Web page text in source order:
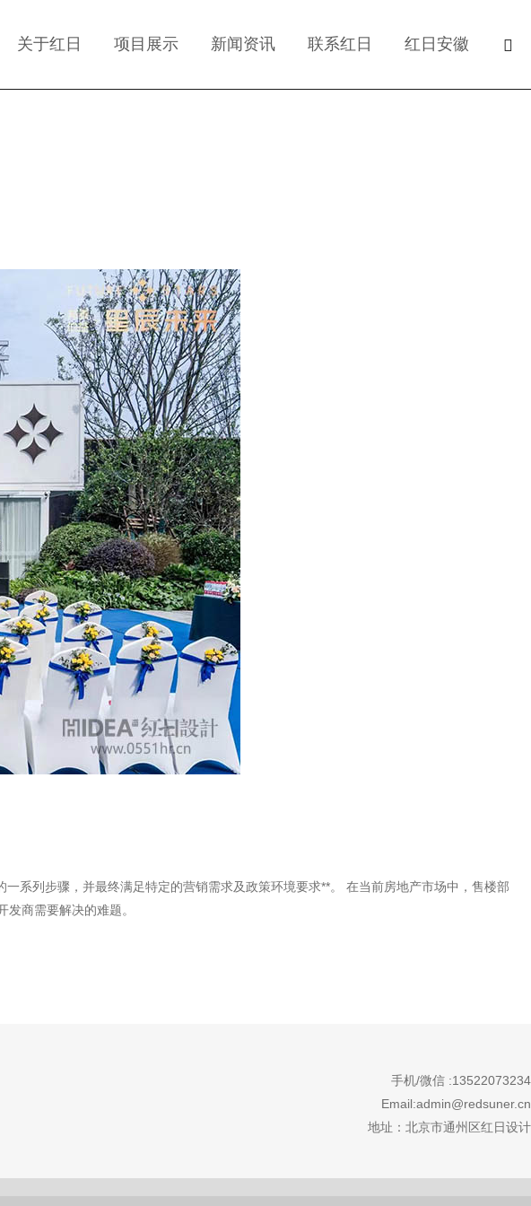
关于红日 项目展示 新闻资讯 联系红日 红日安徽
搜
系列步骤，并最终满足特定的营销需求及政策环境要求**。 在当前房地产市场中，售楼部
商需要解决的难题。
手机/微信 :13522073234
Email:admin@redsuner.cn
地址：北京市通州区红日设计